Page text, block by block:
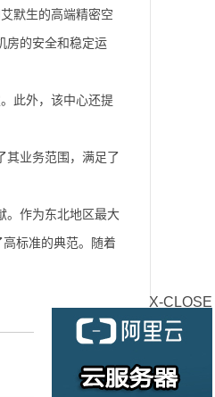
X-CLOSE
默生的高端精密空
房的安全和稳定运
此外，该中心还提
其业务范围，满足了
。作为东北地区最大
标准的典范。随着